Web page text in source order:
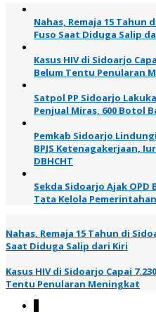
Nahas, Remaja 15
Fuso Saat Diduga Salip
Kasus HIV di Sidoarjo
Belum Tentu Penularan
Satpol PP Sidoarjo
Penjual Miras, 600 Botol
Pemkab Sidoarjo
BPJS Ketenagakerjaan,
DBHCHT
Sekda Sidoarjo Ajak
Tata Kelola Pemerintahan
Nahas, Remaja 15 Tahun di
Saat Diduga Salip dari Kiri
Kasus HIV di Sidoarjo Capai
Tentu Penularan Meningkat